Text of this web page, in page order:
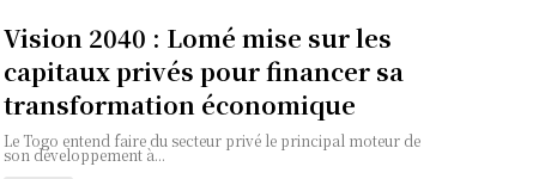
Vision 2040 : Lomé mise sur les
capitaux privés pour financer sa
transformation économique
Le Togo entend faire du secteur privé le principal moteur de
son développement à...